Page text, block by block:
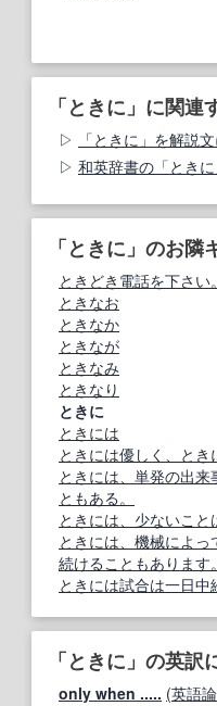
「ときに」に関連
「ときに」を解説
和英辞書の「とき
「ときに」のお隣
ときどき電話を下さい。
ときなお
ときなか
ときなが
ときなみ
ときなり
ときに
ときには
ときには優しく、とき
ときには、単発の出
ともある。
ときには、少ないこと
ときには、機械によ
続けることもあります。
ときには試合は一日中
「ときに」の英
only when ..... (英語